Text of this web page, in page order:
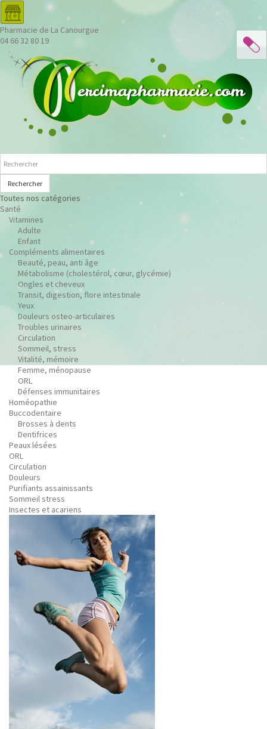
Pharmacie de La Canourgue
04 66 32 80 19
Rechercher
Toutes nos catégories
Santé
Vitamines
Adulte
Enfant
Compléments alimentaires
Beauté, peau, anti âge
Métabolisme (cholestérol, cœur, glycémie)
Ongles et cheveux
Transit, digestion, flore intestinale
Yeux
Douleurs osteo-articulaires
Troubles urinaires
Circulation
Sommeil, stress
Vitalité, mémoire
Femme, ménopause
ORL
Défenses immunitaires
Homéopathie
Buccodentaire
Brosses à dents
Dentifrices
Peaux lésées
ORL
Circulation
Douleurs
Purifiants assainissants
Sommeil stress
Insectes et acariens